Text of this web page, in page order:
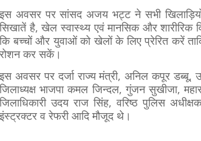
इस अवसर पर सांसद अजय भट्ट ने सभी
सिखातें है, खेल स्वास्थ्य एवं मानसिक और
कि बच्चों और युवाओं को खेलों के लिए प्रेरित करें
रोशन कर सकें।
इस अवसर पर दर्जा राज्य मंत्री, अनिल कपूर डब्बू,
जिलाध्यक्ष भाजपा कमल जिन्दल, गुंजन सुखीजा,
जिलाधिकारी उदय राज सिंह, वरिष्ठ पुलिस
इंस्ट्रक्टर व रेफरी आदि मौजूद थे।